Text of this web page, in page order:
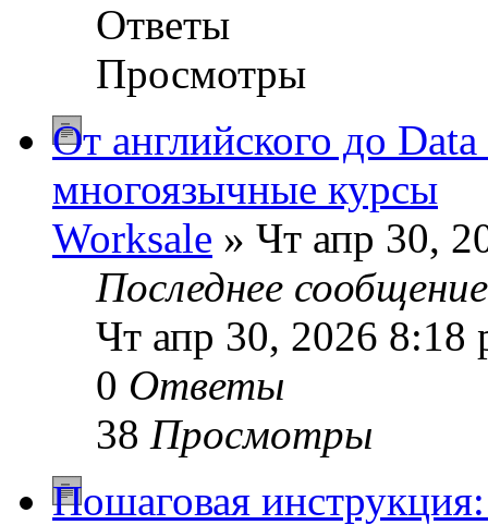
Ответы
Просмотры
От английского до Data
многоязычные курсы
Worksale » Чт апр 30,
Последнее
Чт апр 30, 2026 8:18
0 Ответы
38 Просмотры
Пошаговая